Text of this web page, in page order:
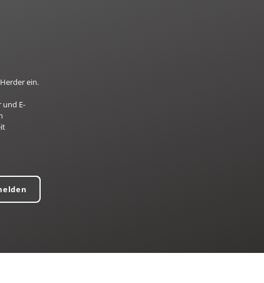
ein.
E-